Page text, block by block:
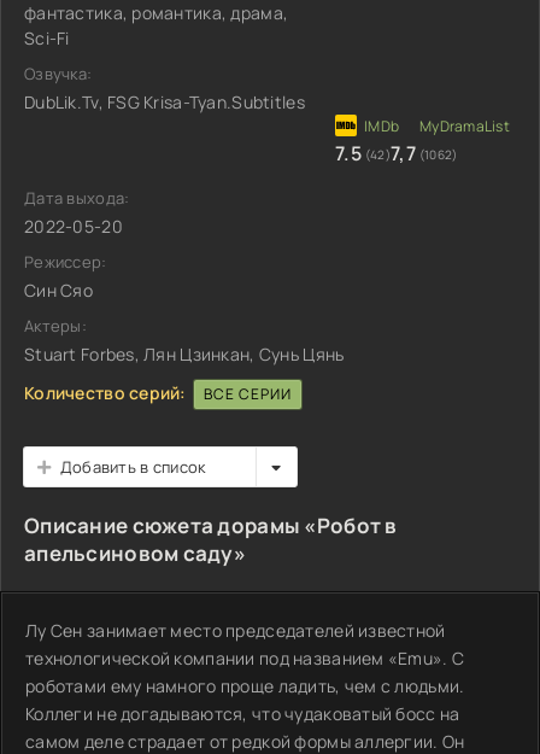
фантастика, романтика, драма,
Sci-Fi
Озвучка:
DubLik.Tv, FSG Krisa-Tyan.Subtitles
7.5 (42)7,7 (1062)
Дата выхода:
2022-05-20
Режиссер:
Син Сяо
Актеры:
Stuart Forbes, Лян Цзинкан, Сунь Цянь
Количество серий:
ВСЕ СЕРИИ
Добавить в список
Описание сюжета дорамы «Робот в
апельсиновом саду»
Лу Сен занимает место председателей известной
технологической компании под названием «Emu». С
роботами ему намного проще ладить, чем с людьми.
Коллеги не догадываются, что чудаковатый босс на
самом деле страдает от редкой формы аллергии. Он